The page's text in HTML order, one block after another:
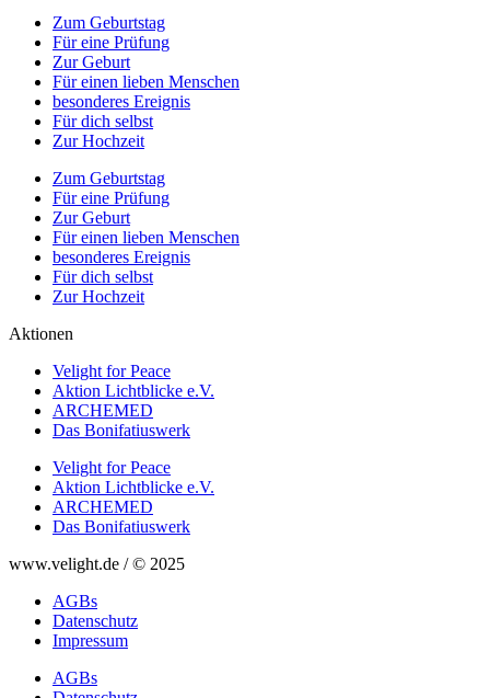
Zum Geburtstag
Für eine Prüfung
Zur Geburt
Für einen lieben Menschen
besonderes Ereignis
Für dich selbst
Zur Hochzeit
Zum Geburtstag
Für eine Prüfung
Zur Geburt
Für einen lieben Menschen
besonderes Ereignis
Für dich selbst
Zur Hochzeit
Aktionen
Velight for Peace
Aktion Lichtblicke e.V.
ARCHEMED
Das Bonifatiuswerk
Velight for Peace
Aktion Lichtblicke e.V.
ARCHEMED
Das Bonifatiuswerk
www.velight.de / © 2025
AGBs
Datenschutz
Impressum
AGBs